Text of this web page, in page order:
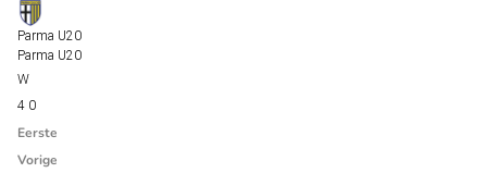
Parma U20
Parma U20
4 0
Eerste
Vorige